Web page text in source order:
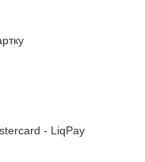
- LiqPay